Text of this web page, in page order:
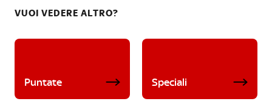
VUOI VEDERE ALTRO?
Puntate Speciali